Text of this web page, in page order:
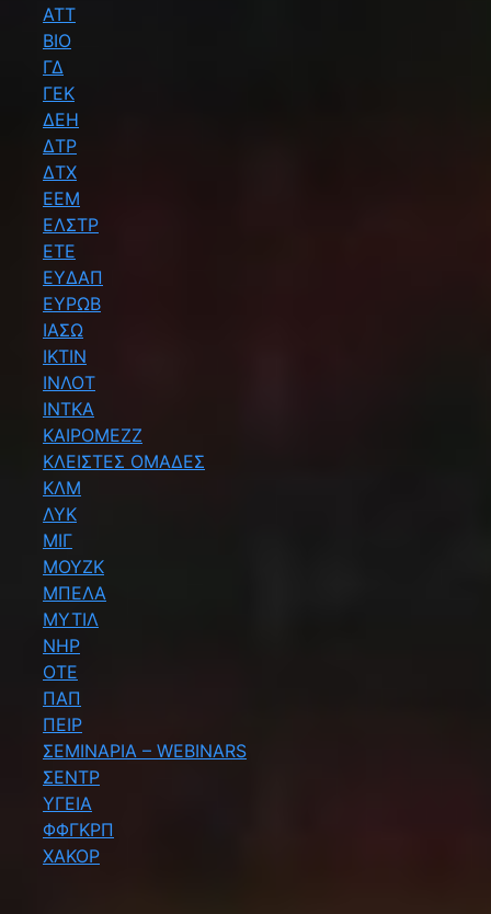
ΑΤΤ
ΒΙΟ
ΓΔ
ΓΕΚ
ΔΕΗ
ΔΤΡ
ΔΤΧ
ΕΕΜ
ΕΛΣΤΡ
ΕΤΕ
ΕΥΔΑΠ
ΕΥΡΩΒ
ΙΑΣΩ
ΙΚΤΙΝ
ΙΝΛΟΤ
ΙΝΤΚΑ
ΚΑΙΡΟΜΕΖΖ
ΚΛΕΙΣΤΕΣ ΟΜΑΔΕΣ
ΚΛΜ
ΛΥΚ
ΜΙΓ
ΜΟΥΖΚ
ΜΠΕΛΑ
ΜΥΤΙΛ
ΝΗΡ
ΟΤΕ
ΠΑΠ
ΠΕΙΡ
ΣΕΜΙΝΑΡΙΑ – WEBINARS
ΣΕΝΤΡ
ΥΓΕΙΑ
ΦΦΓΚΡΠ
ΧΑΚΟΡ